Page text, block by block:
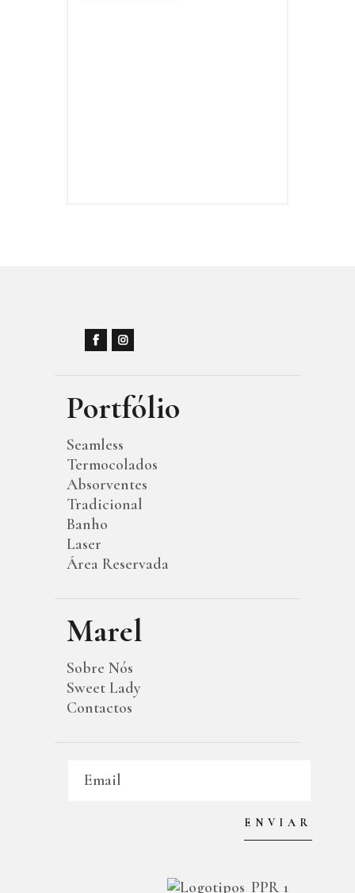
Portfólio
Seamless
Termocolados
Absorventes
Tradicional
Banho
Laser
Área Reservada
Marel
Sobre Nós
Sweet Lady
Contactos